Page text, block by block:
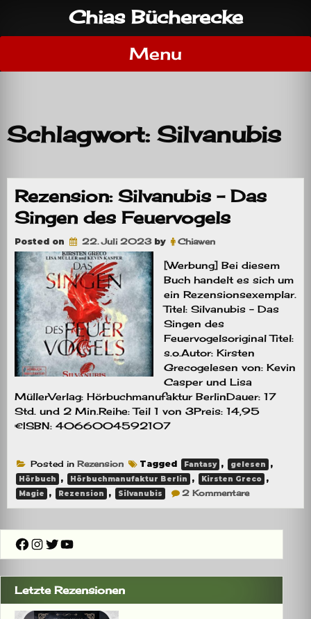
content
Chias Bücherecke
Menu
Schlagwort: Silvanubis
Rezension: Silvanubis – Das
Singen des Feuervogels
Posted on 22. Juli 2023by Chiawen
[Werbung] Bei diesem
Buch handelt es sich um
ein Rezensionsexemplar.
Titel: Silvanubis – Das
Singen des
Feuervogelsoriginal Titel:
s.o.Autor: Kirsten
Grecogelesen von: Kevin
Casper und Lisa
MüllerVerlag: Hörbuchmanufaktur BerlinDauer: 17
Std. und 2 Min.Reihe: Teil 1 von 3Preis: 14,95
€ISBN: 4066004592107
Posted in Rezension Tagged Fantasy , gelesen ,
Hörbuch , Hörbuchmanufaktur Berlin , Kirsten Greco ,
Magie , Rezension , Silvanubis 2 Kommentarezu
Silvanubis
Das
Facebook
Instagram
Twitter
YouTube
Letzte Rezensionen